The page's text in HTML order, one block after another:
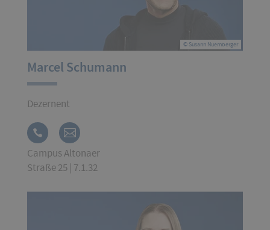
© Susann Nuernberger
Marcel Schumann
Dezernent
Campus Altonaer
Straße 25 | 7.1.32